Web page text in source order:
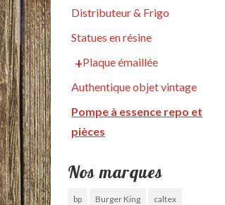
Distributeur & Frigo
Statues en résine
Plaque émaillée
Authentique objet vintage
Pompe à essence repo et
pièces
Nos marques
bp Burger King caltex